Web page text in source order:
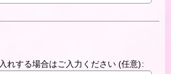
れする場合はご入力ください (任意):